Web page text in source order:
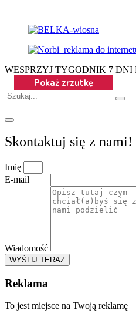
WESPRZYJ TYGODNIK 7
Skontaktuj się z nami!
Imię
E-mail
Wiadomość
WYŚLIJ TERAZ
Reklama
To jest miejsce na Twoją reklamę